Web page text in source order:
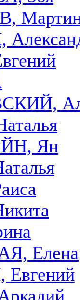
Ян
Елена